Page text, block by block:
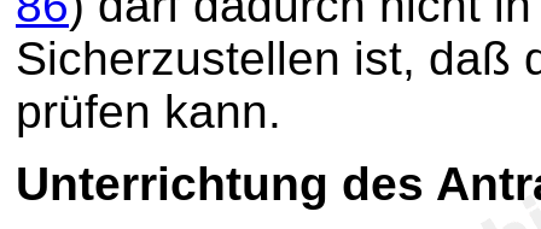
Sicherzustellen ist, daß
prüfen kann.
Unterrichtung des